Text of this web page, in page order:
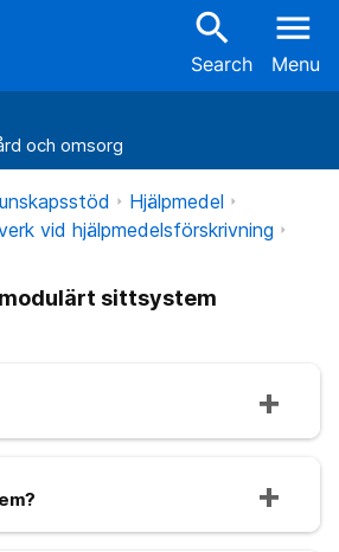
search
Search
menu
Menu
och omsorg
Hjälpmedel
vid hjälpmedelsförskrivning
sittsystem